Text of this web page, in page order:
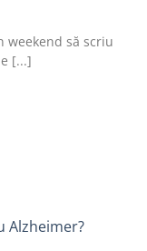
weekend să scriu
[...]
Alzheimer?